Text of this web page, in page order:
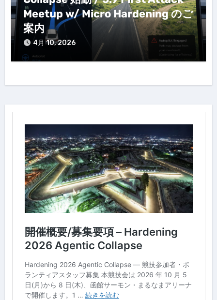
Meetup w/ Micro Hardening のご
案内
4月 10, 2026